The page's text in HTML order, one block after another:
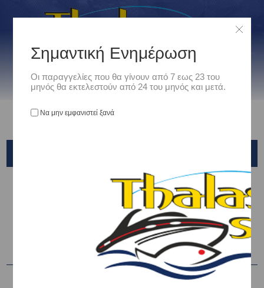
ΚΑΛΑΜΙΑ ΨΑΡΕΜΑΤΟΣ / Light Rock Fishing /
PREGIO
Σημαντική Ενημέρωση
Οι παραγγελίες που θα γίνουν από 7 εως 23 του
μηνός θα εκτελεστούν από 24 του μηνός και μετά.
Να μην εμφανιστεί ξανά